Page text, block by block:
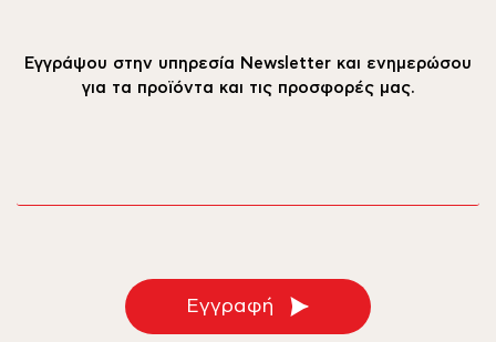
Εγγράψου στην υπηρεσία Newsletter και ενημερώσου
για τα προϊόντα και τις προσφορές μας.
Εγγραφή